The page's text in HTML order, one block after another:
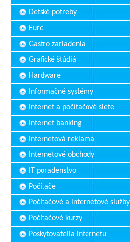
Detské potreby
Euro
Gastro zariadenia
Grafické štúdiá
Hardware
Informačné systémy
Internet a počítačové siete
Internet banking
Internetová reklama
Internetové obchody
IT poradenstvo
Počítače
Počítačové a internetové služby
Počítačové kurzy
Poskytovatelia internetu